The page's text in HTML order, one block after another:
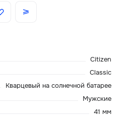
Citizen
Classic
Кварцевый на солнечной батарее
Мужские
41 мм